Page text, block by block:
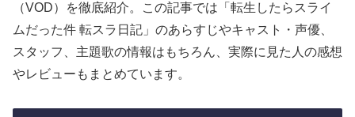
（VOD）を徹底紹介。この記事では「転生したらスライ
ムだった件 転スラ日記」のあらすじやキャスト・声優、
スタッフ、主題歌の情報はもちろん、実際に見た人の感想
やレビューもまとめています。